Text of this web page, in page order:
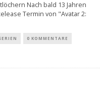
Nach bald 13 Jahren
Termin von "Avatar 2:
0 KOMMENTARE